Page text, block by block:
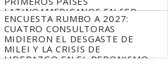
LATINOAMERICANOS EN SER
DERROTADOS
ENCUESTA RUMBO A 2027:
CUATRO CONSULTORAS
MIDIERON EL DESGASTE DE
MILEI Y LA CRISIS DE
LIDERAZGO EN EL PERONISMO